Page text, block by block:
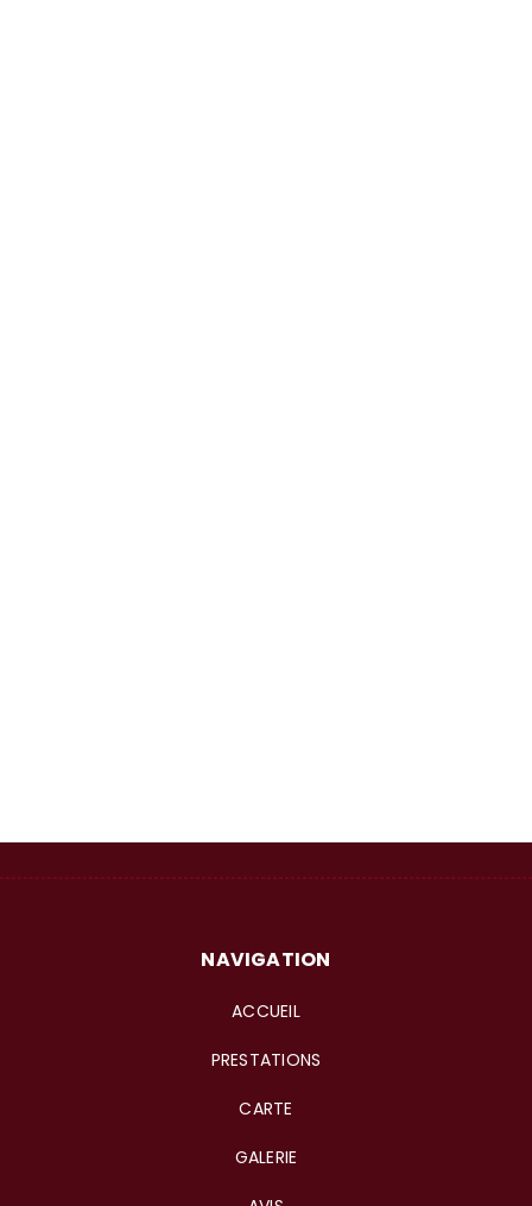
NAVIGATION
ACCUEIL
PRESTATIONS
CARTE
GALERIE